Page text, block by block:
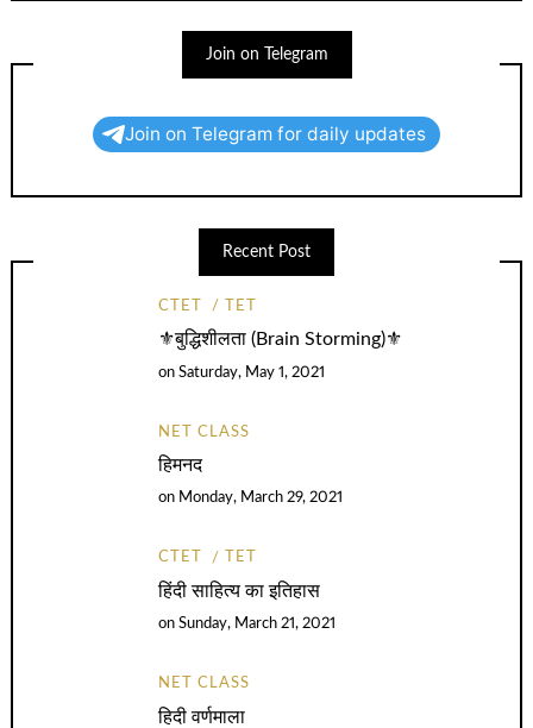
Join on Telegram
Join on Telegram for daily updates
Recent Post
CTET TET
⚜️बुद्धिशीलता (Brain Storming)⚜️
onSaturday, May 1, 2021
NET CLASS
हिमनद
on Monday, March 29, 2021
CTET TET
हिंदी साहित्य का इतिहास
onSunday, March 21, 2021
NET CLASS
हिदी वर्णमाला